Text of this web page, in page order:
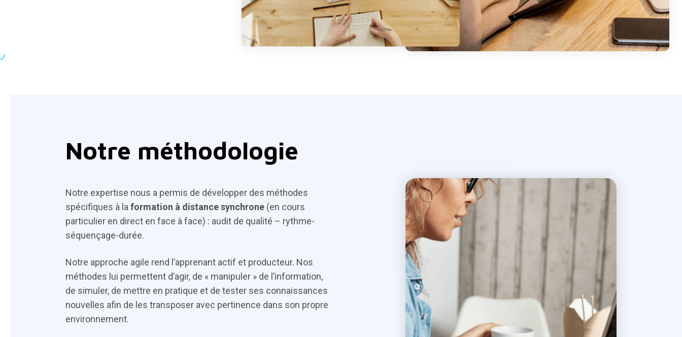
Notre méthodologie
Notre expertise nous a permis de développer des méthodes
spécifiques à la formation à distance synchrone(en cours
particulier en direct en face à face) : audit de qualité – rythme-
séquençage-durée.
Notre approche agile rend l’apprenant actif et producteur. Nos
méthodes lui permettent d’agir, de « manipuler » de l’information,
de simuler, de mettre en pratique et de tester ses connaissances
nouvelles afin de les transposer avec pertinence dans son propre
environnement.